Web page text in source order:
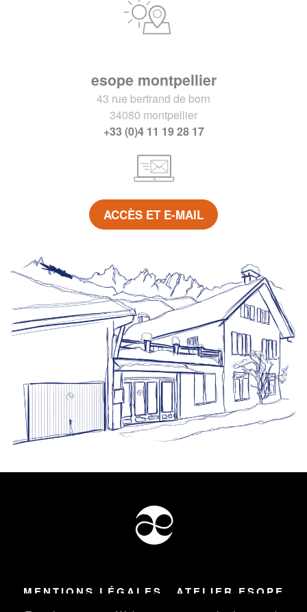
esope montpellier
43 rue bertrand de born
34080 montpellier
+33 (0)4 11 19 28 17
ACCÈS ET E-MAIL
MENTIONS LÉGALES ATELIER ESOPE